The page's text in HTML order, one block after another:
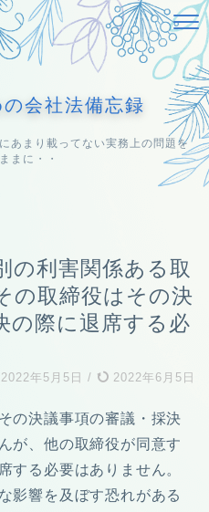
会社法備忘録
あまり載ってない実務上の問題を
まに・・
の利害関係ある取
の取締役はその決
の際に退席する必
2022年5月5日 / 2022年6月5日
の決議事項の審議・採決
が、他の取締役が同意す
する必要はありません。
影響を及ぼす恐れがある